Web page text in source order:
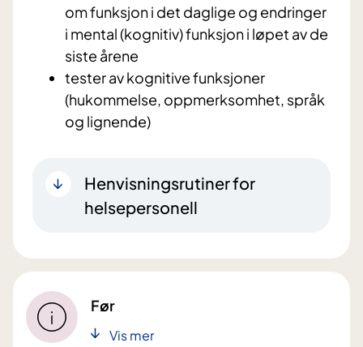
om funksjon i det daglige og endringer
i mental (kognitiv) funksjon i løpet av de
siste årene
tester av kognitive funksjoner
(hukommelse, oppmerksomhet, språk
og lignende)
Henvisningsrutiner for
helsepersonell
Før
Vis mer